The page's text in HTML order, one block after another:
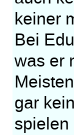
keiner
Bei
was er
gar
spielen